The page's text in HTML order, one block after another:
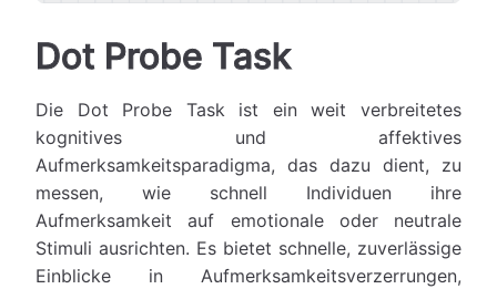
Dot Probe Task
Die Dot Probe Task ist ein weit verbreitetes
kognitives und affektives
Aufmerksamkeitsparadigma, das dazu dient, zu
messen, wie schnell Individuen ihre
Aufmerksamkeit auf emotionale oder neutrale
Stimuli ausrichten. Es bietet schnelle, zuverlässige
Einblicke in Aufmerksamkeitsverzerrungen,